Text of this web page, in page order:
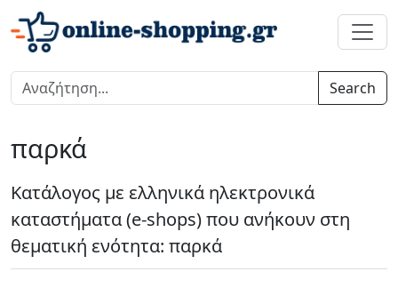
Search
παρκά
Κατάλογος με ελληνικά ηλεκτρονικά
καταστήματα (e-shops) που ανήκουν στη
θεματική ενότητα: παρκά